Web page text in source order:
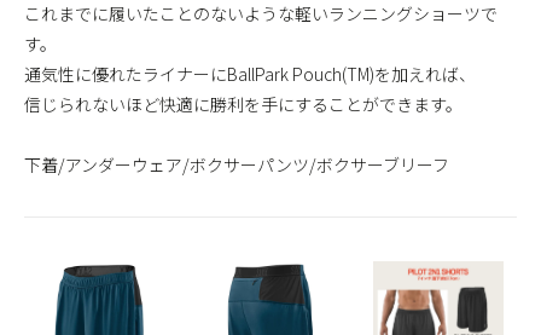
これまでに履いたことのないような軽いランニングショーツで
す。
通気性に優れたライナーにBallPark Pouch(TM)を加えれば、
信じられないほど快適に勝利を手にすることができます。
下着/アンダーウェア/ボクサーパンツ/ボクサーブリーフ